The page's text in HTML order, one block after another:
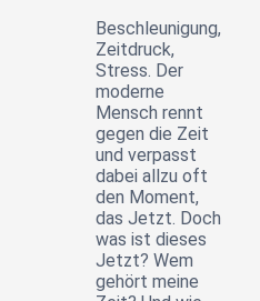
Beschleunigung,
Zeitdruck,
Stress. Der
moderne
Mensch rennt
gegen die Zeit
und verpasst
dabei allzu oft
den Moment,
das Jetzt. Doch
was ist dieses
Jetzt? Wem
gehört meine